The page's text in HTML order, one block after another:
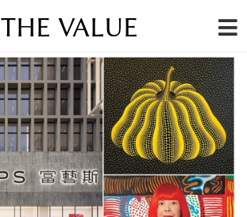
THE VALUE